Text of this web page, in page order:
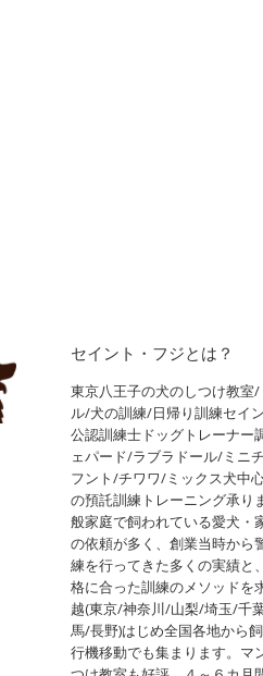
セイント・フジとは？
東京八王子の犬のしつけ教室
ル/犬の訓練/日帰り訓練セイ
公認訓練士ドッグトレーナー
ェパード/ラブラドール/ミニ
フント/チワワ/ミックス犬中
の預託訓練トレーニング承り
般家庭で飼われている愛犬・
の依頼が多く、創業当時から
練を行ってきた多くの実績と
格に合った訓練のメソッドを
越(東京/神奈川/山梨/埼玉/千
馬/長野)はじめ全国各地から
行機移動でも集まります。マ